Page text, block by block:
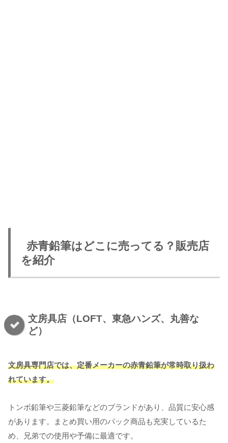
赤青鉛筆はどこに売ってる？販売店
を紹介
文房具店（LOFT、東急ハンズ、丸善な
ど）
文房具専門店では、定番メーカーの赤青鉛筆が常時取り扱わ
れています。
トンボ鉛筆や三菱鉛筆などのブランドがあり、品質に安心感
があります。まとめ買い用のパック商品も充実しているた
め、兄弟での使用や予備に最適です。